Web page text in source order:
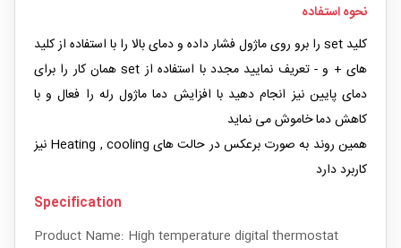
نحوه استفاده
کلید set را برو روی ماژول فشار داده و دمای بالا را با استفاده از کلید
های + و - تعریف نمایید مجدد با استفاده از set همان کار را برای
دمای پایین نیز انجام دهید با افزایش دما ماژول رله را فعال و با
کاهش دما خاموش می نماید
همین روند به صورت برعکس در حالت های Heating , cooling نیز
کاربرد دارد
Specification
Product Name: High temperature digital thermostat